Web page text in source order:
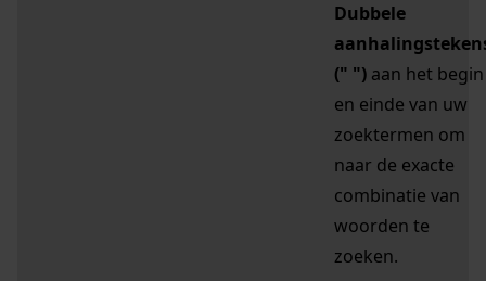
Dubbele
(" ") aan het begin
en einde van uw
zoektermen om
naar de exacte
combinatie van
woorden te
zoeken.